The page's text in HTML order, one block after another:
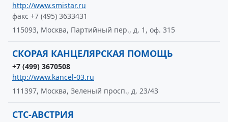
http://www.smistar.ru
факс +7 (495) 3633431
115093, Москва, Партийный пер., д. 1, оф. 315
СКОРАЯ КАНЦЕЛЯРСКАЯ ПОМОЩЬ
+7 (499) 3670508
http://www.kancel-03.ru
111397, Москва, Зеленый просп., д. 23/43
СТС-АВСТРИЯ